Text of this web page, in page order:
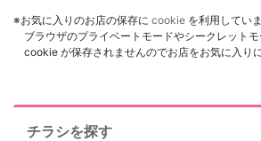
※お気に入りのお店の保存に cookie を利用していま
ブラウザのプライベートモードやシークレット
cookie が保存されませんのでお店をお気に入り
チラシを探す